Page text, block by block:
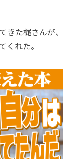
きた梶さんが、
くれた。